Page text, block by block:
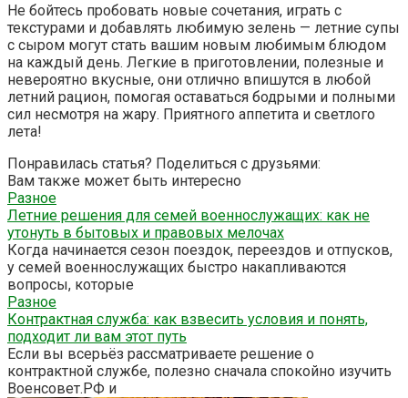
Не бойтесь пробовать новые сочетания, играть с
текстурами и добавлять любимую зелень — летние супы
с сыром могут стать вашим новым любимым блюдом
на каждый день. Легкие в приготовлении, полезные и
невероятно вкусные, они отлично впишутся в любой
летний рацион, помогая оставаться бодрыми и полными
сил несмотря на жару. Приятного аппетита и светлого
лета!
Понравилась статья? Поделиться с друзьями:
Вам также может быть интересно
Разное
Летние решения для семей военнослужащих: как не
утонуть в бытовых и правовых мелочах
Когда начинается сезон поездок, переездов и отпусков,
у семей военнослужащих быстро накапливаются
вопросы, которые
Разное
Контрактная служба: как взвесить условия и понять,
подходит ли вам этот путь
Если вы всерьёз рассматриваете решение о
контрактной службе, полезно сначала спокойно изучить
Военсовет.РФ и